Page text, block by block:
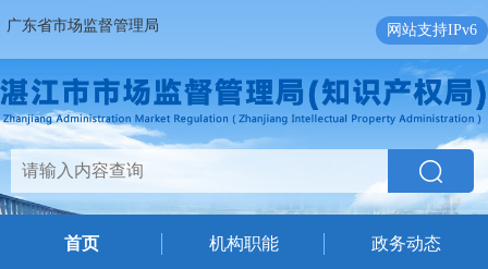
广东省市场监督管理局 网站支持IPv6
首页 机构职能
政务动态